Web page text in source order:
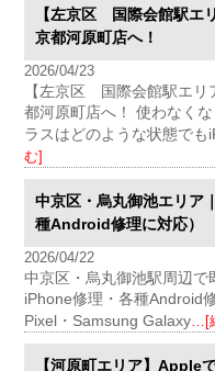
【左京区 国際会館駅エ
京都河原町店へ！
2026/04/23
【左京区 国際会館駅エリ
都河原町店へ！ 使わなく
ラスはどのような状態で
む]
中京区・烏丸御池エリア
種Android修理に対応）
2026/04/22
中京区・烏丸御池駅周辺で
iPhone修理・各種Android
Pixel・Samsung Galaxy…[
【河原町エリア】Apple